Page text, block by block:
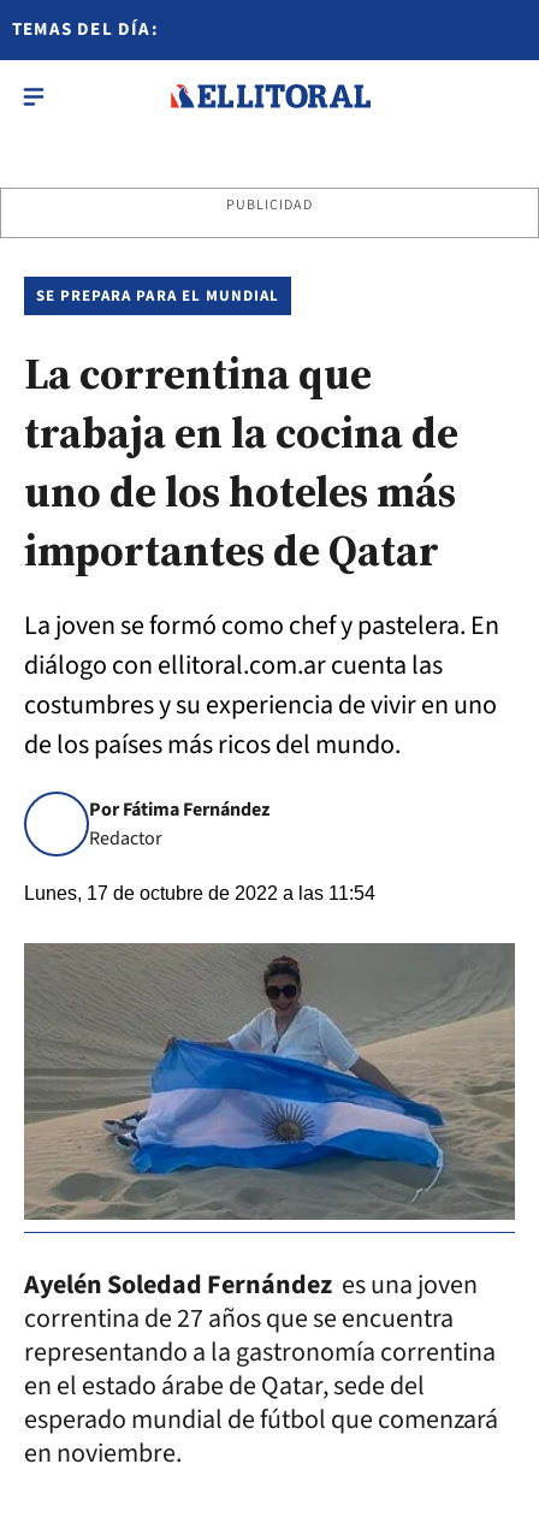
TEMAS DEL DÍA:
PUBLICIDAD
SE PREPARA PARA EL MUNDIAL
La correntina que
trabaja en la cocina de
uno de los hoteles más
importantes de Qatar
La joven se formó como chef y pastelera. En
diálogo con ellitoral.com.ar cuenta las
costumbres y su experiencia de vivir en uno
de los países más ricos del mundo.
Por Fátima Fernández
Redactor
Lunes, 17 de octubre de 2022 a las 11:54
Ayelén Soledad Fernández es una joven
correntina de 27 años que se encuentra
representando a la gastronomía correntina
en el estado árabe de Qatar, sede del
esperado mundial de fútbol que comenzará
en noviembre.